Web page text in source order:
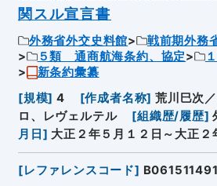
関スル宣言書
外務省外交史料館 戦前期外務
５類 通商航海条約、協定
新条約彙纂
[規模] 4 [作成者名称] 荒川巳次
ロ、レヴェルテル
[組織歴/履歴]
月日 ] 大正２年５月１２日～大正２
[レファレンスコード]